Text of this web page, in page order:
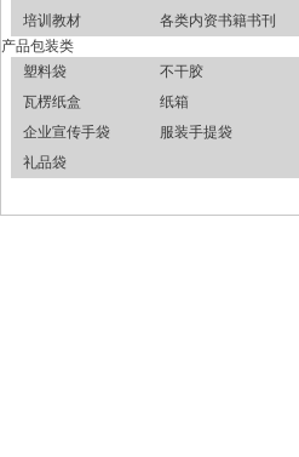
培训教材
各类内资书籍书刊
产品包装类
塑料袋
不干胶
瓦楞纸盒
纸箱
企业宣传手袋
服装手提袋
礼品袋